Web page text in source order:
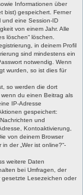
Informationen über
bist) gespeichert. Ferner
und eine Session-ID
von einem Jahr. Alle
löschen“ löschen.
in deinem Profil
sind mindestens ein
notwendig. Wenn
wurden, so ist dies für
so werden die dort
du einen Beitrag als
IP-Adresse
gespeichert:
und
Kontoaktivierung,
von deinem Browser
der „Wer ist online?“-
weitere Daten
bei Umfragen, der
Lesezeichen oder